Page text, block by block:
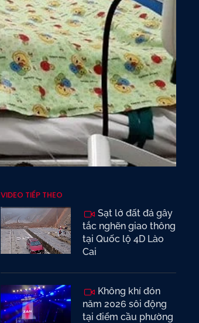
VIDEO TIẾP THEO
Sạt lở đất đá gây
tắc nghẽn giao thông
tại Quốc lộ 4D Lào
Cai
Không khí đón
năm 2026 sôi động
tại điểm cầu phường